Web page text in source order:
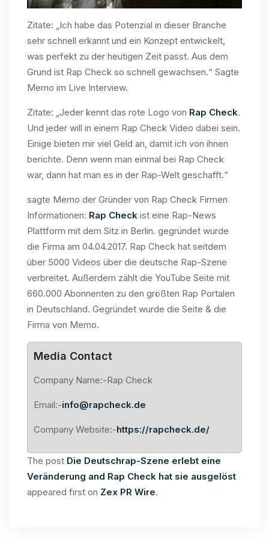
Zitate: „Ich habe das Potenzial in dieser Branche
sehr schnell erkannt und ein Konzept entwickelt,
was perfekt zu der heutigen Zeit passt. Aus dem
Grund ist Rap Check so schnell gewachsen.“ Sagte
Memo im Live Interview.
Zitate: „Jeder kennt das rote Logo von Rap Check.
Und jeder will in einem Rap Check Video dabei sein.
Einige bieten mir viel Geld an, damit ich von ihnen
berichte. Denn wenn man einmal bei Rap Check
war, dann hat man es in der Rap-Welt geschafft.“
sagte Memo der Gründer von Rap Check Firmen
Informationen: Rap Check ist eine Rap-News
Plattform mit dem Sitz in Berlin. gegründet wurde
die Firma am 04.04.2017. Rap Check hat seitdem
über 5000 Videos über die deutsche Rap-Szene
verbreitet. Außerdem zählt die YouTube Seite mit
660.000 Abonnenten zu den größten Rap Portalen
in Deutschland. Gegründet wurde die Seite & die
Firma von Memo.
Media Contact
Company Name:-Rap Check
Email:-info@rapcheck.de
Company Website:-https://rapcheck.de/
The post Die Deutschrap-Szene erlebt eine
Veränderung and Rap Check hat sie ausgelöst
appeared first on Zex PR Wire.